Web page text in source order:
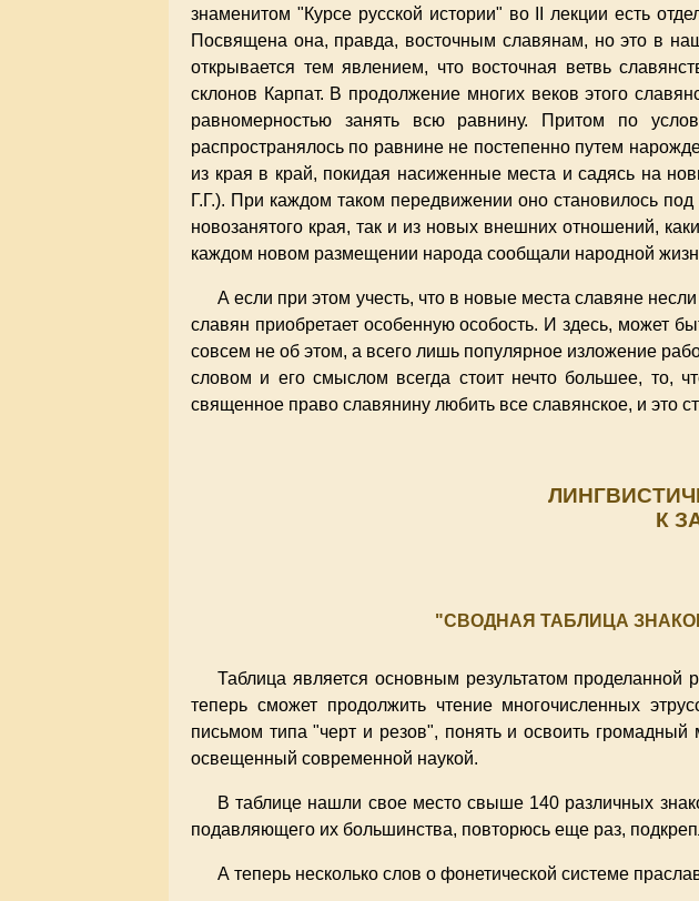
знаменитом "Курсе русской истории" во II лекции есть
Посвящена она, правда, восточным славянам, но это в
открывается тем явлением, что восточная ветвь
склонов Карпат. В продолжение многих веков этого
равномерностью занять всю равнину. Притом по
распространялось по равнине не постепенно путем
из края в край, покидая насиженные места и садясь на
Г.Г.). При каждом таком передвижении оно становилось
новозанятого края, так и из новых внешних отношений,
каждом новом размещении народа сообщали народной
А если при этом учесть, что в новые места славяне несли
славян приобретает особенную особость. И здесь, может
совсем не об этом, а всего лишь популярное изложение
словом и его смыслом всегда стоит нечто большее, то,
священное право славянину любить все славянское, и это
К
"СВОДНАЯ ТАБЛИЦА
Таблица является основным результатом
теперь сможет продолжить чтение многочисленных
письмом типа "черт и резов", понять и освоить
освещенный современной наукой.
В таблице нашли свое место свыше 140 различных
подавляющего их большинства, повторюсь еще раз,
А теперь несколько слов о фонетической системе